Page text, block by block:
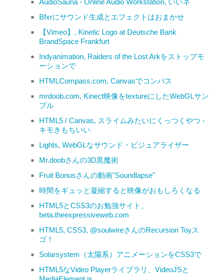
Bfxrにサウンド生成とエフェクトはおまかせ
【Vimeo】, Kinetic Logo at Deutsche Bank
BrandSpace Frankfurt
Indyanimation, Raiders of the Lost Arkをストップモ
ーションで
HTMLCompass.com, Canvasでコンパス
mrdoob.com, Kinect映像をtextureにしたWebGLサン
プル
HTML5 / Canvas, スライムみたいにくっつくやつ -
キモきもちいい
Lights, WebGLなサウンド・ビジュアライザー
Mr.doobさんの3D黒魔術
Fruit Bonusさんの動画"Soundlapse"
時間をギュッと凝縮すると映像がおもしろくなる
HTML5とCSS3のお勉強サイト、
beta.theexpressiveweb.com
HTML5, CSS3, @soulwireさんのRecursion Toyス
ゴ！
Solarsystem（太陽系）アニメーションをCSS3で
HTML5なVideo Playerライブラリ、VideoJSと